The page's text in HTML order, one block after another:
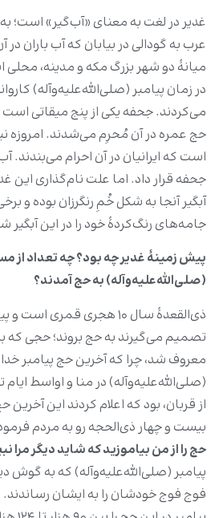
غدیر در لغت به معنای «آب‌گیر» است؛
عرب به گودالی در بیابان که آب باران در
میانۀ دو شهر بزرگ مکه و مدینه،
در زمان پیامبر (صلی‌الله‌علیه‌وآله)
می‌کردند. جحفه یکی از پنج میقاتی
حج عمره در آن مُحرِم می‌شدند. امروزه
است که ایرانیان در آن احرام می‌بندند.
جحفه قرار داد. اما علت نام‌گذاری این
آبگیر آنجا به شکل خُمِ رنگرزان بوده و
جامه‌های رنگ‌کردۀ خود را در این
پیش زمینۀ غدیر چه بود؟ چه تعداد از
(صلی‌الله‌علیه‌وآله) به حج آمدند؟
ذی‌القعدۀ سال ۱۰ هجری قمری
تصمیم می‌گیرند به حج بروند؛ حجی که
معروف شد، چرا که آخرین حج پیامبر خدا
(صلی‌الله‌علیه‌وآله) در منا و اواسط
از قربان، بود که اعلام کردند این
بیست و چهار ذی‌الحجه رو به مردم
حج را از من بیاموزید که شاید دیگر مرا
پیامبر (صلی‌الله‌علیه‌وآله) که به گوش
فوج فوج خودشان را به ایشان